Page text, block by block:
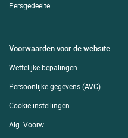
Persgedeelte
Voorwaarden voor de website
Wettelijke bepalingen
Persoonlijke gegevens (AVG)
Cookie-instellingen
Alg. Voorw.